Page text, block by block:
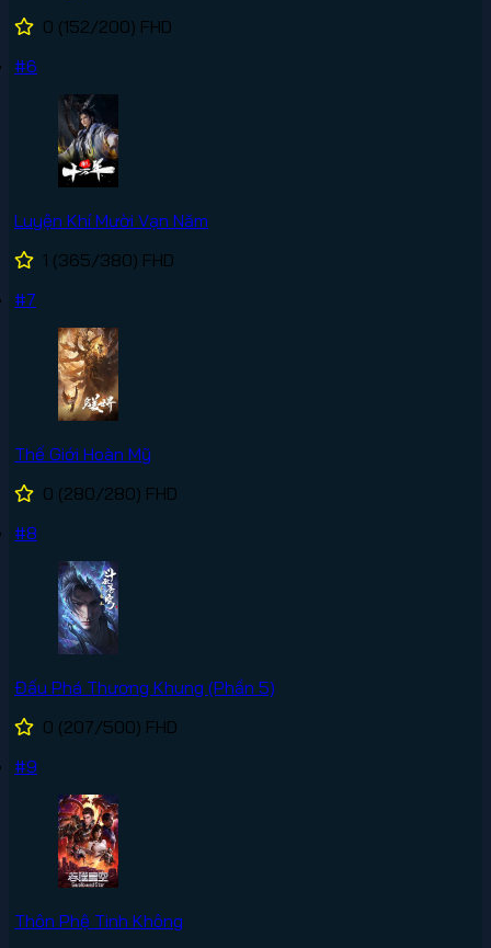
0 (152/200) FHD
#6
Luyện Khí Mười Vạn Năm
1 (365/380) FHD
#7
Thế Giới Hoàn Mỹ
0 (280/280) FHD
#8
Đấu Phá Thương Khung (Phần 5)
0 (207/500) FHD
#9
Thôn Phệ Tinh Không